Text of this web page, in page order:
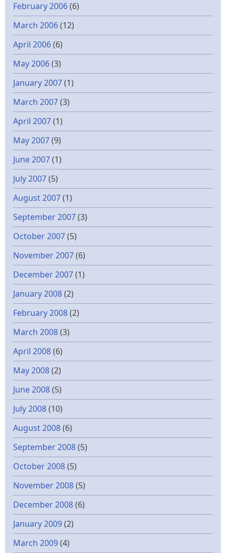
February 2006(6)
March 2006(12)
April 2006(6)
May 2006(3)
January 2007(1)
March 2007(3)
April 2007(1)
May 2007(9)
June 2007(1)
July 2007(5)
August 2007(1)
September 2007(3)
October 2007(5)
November 2007(6)
December 2007(1)
January 2008(2)
February 2008(2)
March 2008(3)
April 2008(6)
May 2008(2)
June 2008(5)
July 2008(10)
August 2008(6)
September 2008(5)
October 2008(5)
November 2008(5)
December 2008(6)
January 2009(2)
March 2009(4)